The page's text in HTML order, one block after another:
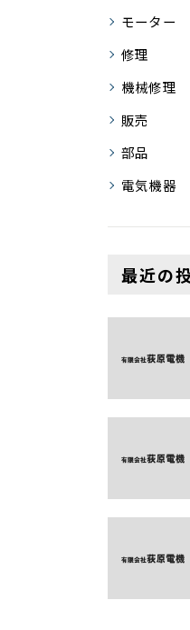
モーター
修理
機械修理
販売
部品
電気機器
最近の